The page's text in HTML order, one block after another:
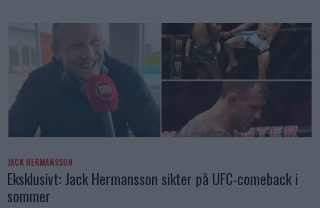
JACK HERMANSSON
Eksklusivt: Jack Hermansson sikter på UFC-comeback i
sommer